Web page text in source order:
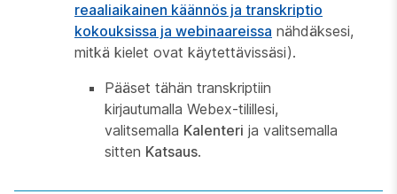
reaaliaikainen käännös ja transkriptio
kokouksissa ja webinaareissa nähdäksesi,
mitkä kielet ovat käytettävissäsi).
Pääset tähän transkriptiin
kirjautumalla Webex-tilillesi,
valitsemalla Kalenteri ja valitsemalla
sitten Katsaus.